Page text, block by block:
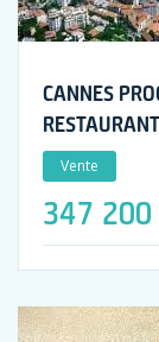
CANNES
Vente
347 200